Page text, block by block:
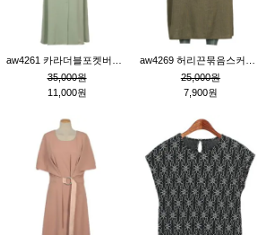
35,000원
11,000원
25,000원
7,900원